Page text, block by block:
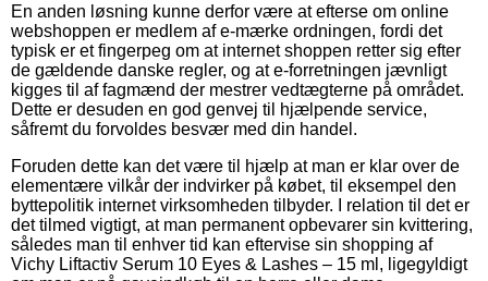
En anden løsning kunne derfor være at efterse om online
webshoppen er medlem af e-mærke ordningen, fordi det
typisk er et fingerpeg om at internet shoppen retter sig efter
de gældende danske regler, og at e-forretningen jævnligt
kigges til af fagmænd der mestrer vedtægterne på området.
Dette er desuden en god genvej til hjælpende service,
såfremt du forvoldes besvær med din handel.
Foruden dette kan det være til hjælp at man er klar over de
elementære vilkår der indvirker på købet, til eksempel den
byttepolitik internet virksomheden tilbyder. I relation til det er
det tilmed vigtigt, at man permanent opbevarer sin kvittering,
således man til enhver tid kan eftervise sin shopping af
Vichy Liftactiv Serum 10 Eyes & Lashes – 15 ml, ligegyldigt